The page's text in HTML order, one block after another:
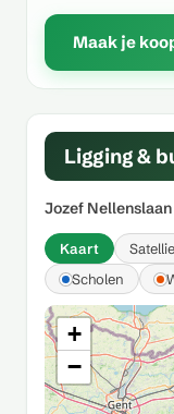
Maak je
Ligging &
Jozef
Kaart
Scholen
+
−